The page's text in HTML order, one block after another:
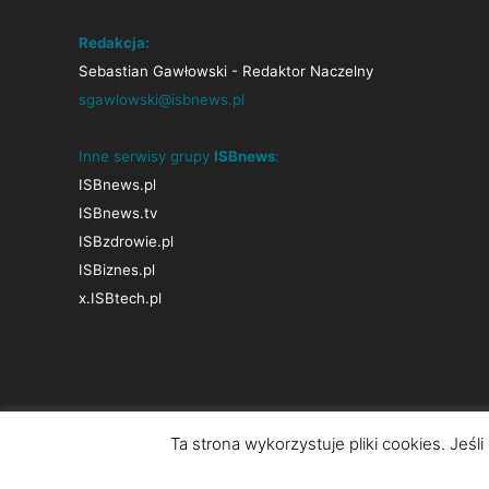
Redakcja:
Sebastian Gawłowski - Redaktor Naczelny
sgawlowski@isbnews.pl
Inne serwisy grupy ISBnews:
ISBnews.pl
ISBnews.tv
ISBzdrowie.pl
ISBiznes.pl
x.ISBtech.pl
Ta strona wykorzystuje pliki cookies.